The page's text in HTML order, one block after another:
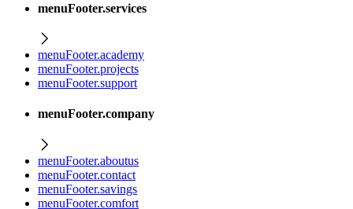
menuFooter.services
menuFooter.academy
menuFooter.projects
menuFooter.support
menuFooter.company
menuFooter.aboutus
menuFooter.contact
menuFooter.savings
menuFooter.comfort